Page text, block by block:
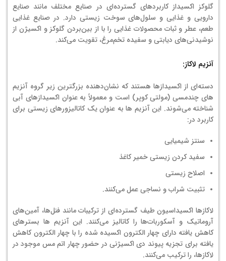
گلوکز اکسیداز کاربردهای گسترده‌ای در صنایع مختلف مانند صنایع
دارویی و غذایی و سلول‌های سوخت زیستی دارد. در صنایع غذایی
طعم، عطر و ثبات محصولات غذایی را با از بین‌بردن گلوکز و اکسیژن از
نوشیدنی‌های دیابتی و سفیده تخم‌مرغ، تقویت می‌کند.
آنزیم لاکاز:
دسته‌ای از اکسیدازها هستند که نشان‌دهنده بزرگترین زیر گروه آنزیم
های چندمسی (مولتی کوپر) است و معمولاً به عنوان اکسیدازهای آبی
شناخته می‌شوند. این آنزیم ها به عنوان یک کاتالیزورهای زیستی برای
کاربرد در:
سنتز شیمیایی
سفید کردن زیستی خمیر کاغذ
اصلاح زیستی
تثبیت شراب و نساجی عمل می‌کنند.
لاکازها اکسیداسیون طیف گسترده‌ای از ترکیبات مانند فنل‌ها، آمین‌های
آروماتیک و آسکوربات‌ها را کاتالیز می‌کنند. این آنزیم ها بسترهای
کاهش یافته دارای چهار الکترون اکسیده شده را با چهار الکترون کاهش
یافته برای تجزیه پیوند دی اکسیژنی در حضور چهار اتم مس موجود در
لاکازها، را ترکیب می‌کنند.